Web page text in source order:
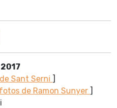
Sant Serni ]
de Ramon Sunyer ]